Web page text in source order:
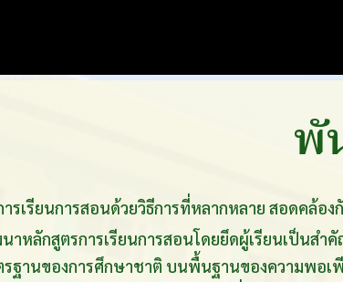
พั
รเรียนการสอนด้วยวิธีการที่หลากหลาย สอดคล้อ
าหลักสูตรการเรียนการสอนโดยยึดผู้เรียนเป็นสำ
รฐานของการศึกษาชาติ บนพื้นฐานของความพอเ